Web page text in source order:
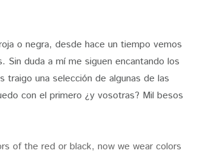
o negra, desde hace un tiempo vemos
duda a mí me siguen encantando los
traigo una selección de algunas de las
con el primero ¿y vosotras? Mil besos
of the red or black, now we wear colors